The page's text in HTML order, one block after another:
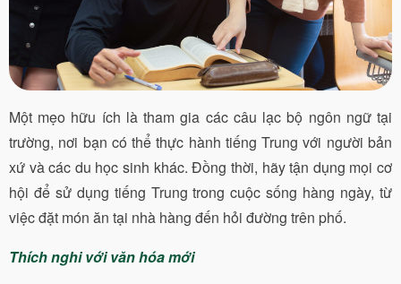
Một mẹo hữu ích là tham gia các câu lạc bộ ngôn ngữ tại
trường, nơi bạn có thể thực hành tiếng Trung với người bản
xứ và các du học sinh khác. Đồng thời, hãy tận dụng mọi cơ
hội để sử dụng tiếng Trung trong cuộc sống hàng ngày, từ
việc đặt món ăn tại nhà hàng đến hỏi đường trên phố.
Thích nghi với văn hóa mới